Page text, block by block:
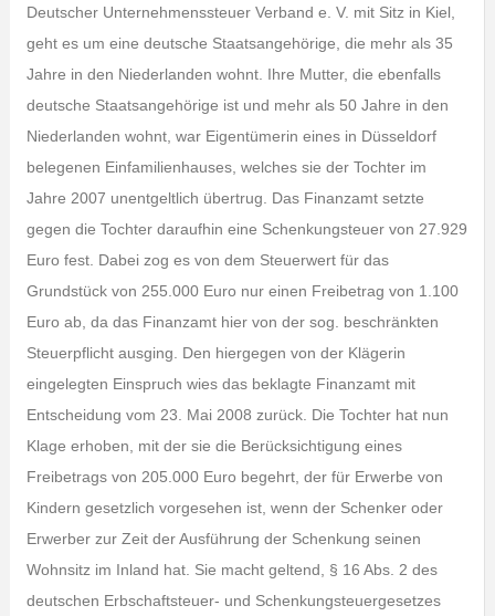
Deutscher Unternehmenssteuer Verband e. V. mit Sitz in Kiel,
geht es um eine deutsche Staatsangehörige, die mehr als 35
Jahre in den Niederlanden wohnt. Ihre Mutter, die ebenfalls
deutsche Staatsangehörige ist und mehr als 50 Jahre in den
Niederlanden wohnt, war Eigentümerin eines in Düsseldorf
belegenen Einfamilienhauses, welches sie der Tochter im
Jahre 2007 unentgeltlich übertrug. Das Finanzamt setzte
gegen die Tochter daraufhin eine Schenkungsteuer von 27.929
Euro fest. Dabei zog es von dem Steuerwert für das
Grundstück von 255.000 Euro nur einen Freibetrag von 1.100
Euro ab, da das Finanzamt hier von der sog. beschränkten
Steuerpflicht ausging. Den hiergegen von der Klägerin
eingelegten Einspruch wies das beklagte Finanzamt mit
Entscheidung vom 23. Mai 2008 zurück. Die Tochter hat nun
Klage erhoben, mit der sie die Berücksichtigung eines
Freibetrags von 205.000 Euro begehrt, der für Erwerbe von
Kindern gesetzlich vorgesehen ist, wenn der Schenker oder
Erwerber zur Zeit der Ausführung der Schenkung seinen
Wohnsitz im Inland hat. Sie macht geltend, § 16 Abs. 2 des
deutschen Erbschaftsteuer- und Schenkungsteuergesetzes